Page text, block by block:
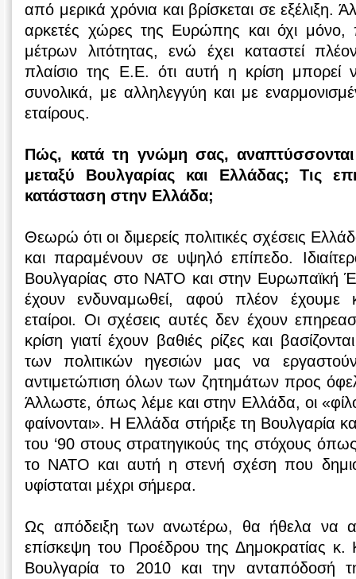
από μερικά χρόνια και βρίσκεται σε εξέλιξη.
αρκετές χώρες της Ευρώπης και όχι μόνο,
μέτρων λιτότητας, ενώ έχει καταστεί
πλαίσιο της Ε.Ε. ότι αυτή η κρίση μπορεί
συνολικά, με αλληλεγγύη και με
εταίρους.
Πώς, κατά τη γνώμη σας, αναπτύσσονται
μεταξύ Βουλγαρίας και Ελλάδας; Τις
κατάσταση στην Ελλάδα;
Θεωρώ ότι οι διμερείς πολιτικές σχέσεις
και παραμένουν σε υψηλό επίπεδο.
Βουλγαρίας στο ΝΑΤΟ και στην Ευρωπαϊκή
έχουν ενδυναμωθεί, αφού πλέον έχουμε
εταίροι. Οι σχέσεις αυτές δεν έχουν
κρίση γιατί έχουν βαθιές ρίζες και
των πολιτικών ηγεσιών μας να
αντιμετώπιση όλων των ζητημάτων προς
Άλλωστε, όπως λέμε και στην Ελλάδα, οι
φαίνονται». Η Ελλάδα στήριξε τη Βουλγαρία
του ‘90 στους στρατηγικούς της στόχους
το ΝΑΤΟ και αυτή η στενή σχέση που
υφίσταται μέχρι σήμερα.
Ως απόδειξη των ανωτέρω, θα ήθελα να
επίσκεψη του Προέδρου της Δημοκρατίας
Βουλγαρία το 2010 και την ανταπόδοσή